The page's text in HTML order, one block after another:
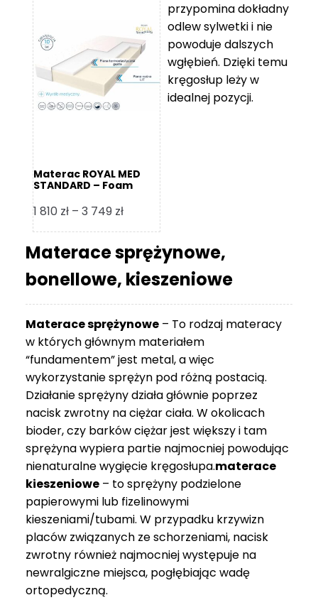
119 zł
do
11
670 zł
Materac ROYAL MED
STANDARD – Foam
1 810 zł – 3 749 złZakres
cen:
od
1
810 zł
749 zł
przypomina dokładny
odlew sylwetki i nie
powoduje dalszych
wgłębień. Dzięki temu
kręgosłup leży w
idealnej pozycji.
Materace sprężynowe,
bonellowe, kieszeniowe
Materace sprężynowe – To rodzaj materacy
w których głównym materiałem
“fundamentem” jest metal, a więc
wykorzystanie sprężyn pod różną postacią.
Działanie sprężyny działa głównie poprzez
nacisk zwrotny na ciężar ciała. W okolicach
bioder, czy barków ciężar jest większy i tam
sprężyna wypiera partie najmocniej powodując
nienaturalne wygięcie kręgosłupa.materace
kieszeniowe – to sprężyny podzielone
papierowymi lub fizelinowymi
kieszeniami/tubami. W przypadku krzywizn
placów związanych ze schorzeniami, nacisk
zwrotny również najmocniej występuje na
newralgiczne miejsca, pogłębiając wadę
ortopedyczną.